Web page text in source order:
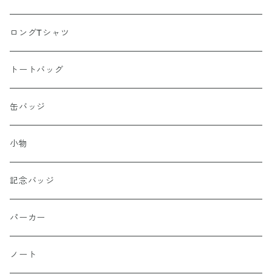
ポリエステル
綿100％
ロングTシャツ
トートバッグ
缶バッジ
小物
記念バッジ
パーカー
ノート